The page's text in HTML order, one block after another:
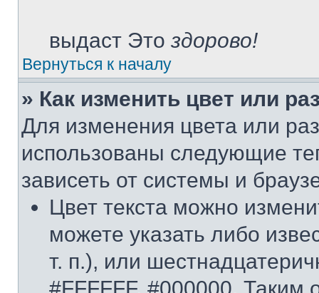
выдаст Это здорово!
Вернуться к началу
» Как изменить цвет или
Для изменения цвета или
использованы следующие
зависеть от системы и
Цвет текста можно
можете указать либо
т. п.), или